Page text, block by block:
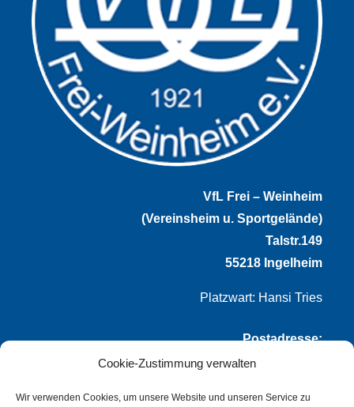
Cookie-Zustimmung verwalten
Wir verwenden Cookies, um unsere Website und unseren Service zu
VfL Frei – Weinheim
(Vereinsheim u. Sportgelände)
Talstr.149
55218 Ingelheim
Platzwart: Hansi Tries
Postadresse:
VfL Frei-Weinheim 1921 e.V.
Thomas Winternheimer